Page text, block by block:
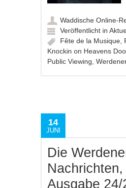
Waddische Online-
Veröffentlicht in
Fête de la Musique
Knockin on Heavens
Public Viewing ,
14
JUNI
Die
Nachrichten,
Ausgabe 24/